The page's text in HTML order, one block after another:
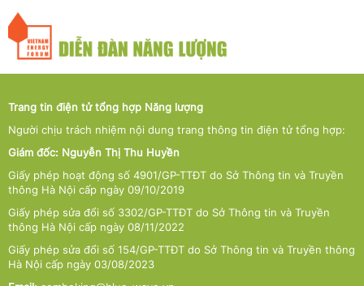
Trang tin điện tử tổng hợp Năng lượng
Người chịu trách nhiệm nội dung trang thông tin điện tử tổng hợp:
Giám đốc: Nguyễn Thị Thu Huyền
Giấy phép hoạt động số 4901/GP-TTĐT do Sở Thông tin và Truyền
thông Hà Nội cấp ngày 09/10/2019
Giấy phép sửa đổi số 3302/GP-TTĐT do Sở Thông tin và Truyền
thông Hà Nội cấp ngày 08/11/2022
Giấy phép sửa đổi số 154/GP-TTĐT do Sở Thông tin và Truyền thông
Hà Nội cấp ngày 03/08/2023